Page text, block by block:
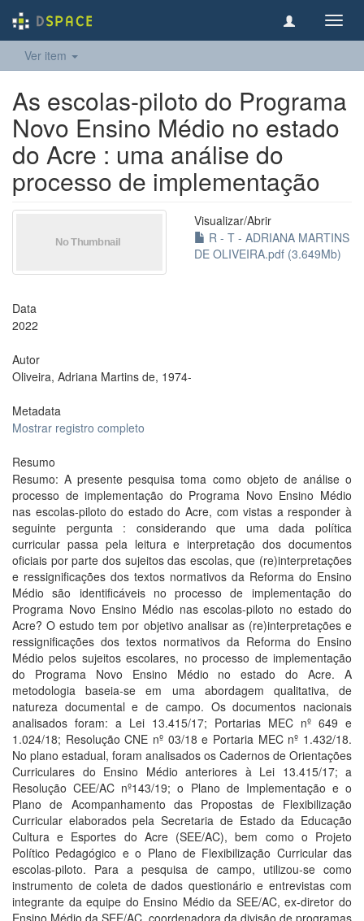
Ver item
As escolas-piloto do Programa
Novo Ensino Médio no estado
do Acre : uma análise do
processo de implementação
Visualizar/Abrir
R - T - ADRIANA MARTINS
DE OLIVEIRA.pdf (3.649Mb)
Data
2022
Autor
Oliveira, Adriana Martins de, 1974-
Metadata
Mostrar registro completo
Resumo
Resumo: A presente pesquisa toma como objeto de análise o
processo de implementação do Programa Novo Ensino Médio
nas escolas-piloto do estado do Acre, com vistas a responder à
seguinte pergunta : considerando que uma dada política
curricular passa pela leitura e interpretação dos documentos
oficiais por parte dos sujeitos das escolas, que (re)interpretações
e ressignificações dos textos normativos da Reforma do Ensino
Médio são identificáveis no processo de implementação do
Programa Novo Ensino Médio nas escolas-piloto no estado do
Acre? O estudo tem por objetivo analisar as (re)interpretações e
ressignificações dos textos normativos da Reforma do Ensino
Médio pelos sujeitos escolares, no processo de implementação
do Programa Novo Ensino Médio no estado do Acre. A
metodologia baseia-se em uma abordagem qualitativa, de
natureza documental e de campo. Os documentos nacionais
analisados foram: a Lei 13.415/17; Portarias MEC nº 649 e
1.024/18; Resolução CNE nº 03/18 e Portaria MEC nº 1.432/18.
No plano estadual, foram analisados os Cadernos de Orientações
Curriculares do Ensino Médio anteriores à Lei 13.415/17; a
Resolução CEE/AC nº143/19; o Plano de Implementação e o
Plano de Acompanhamento das Propostas de Flexibilização
Curricular elaborados pela Secretaria de Estado da Educação
Cultura e Esportes do Acre (SEE/AC), bem como o Projeto
Político Pedagógico e o Plano de Flexibilização Curricular das
escolas-piloto. Para a pesquisa de campo, utilizou-se como
instrumento de coleta de dados questionário e entrevistas com
integrante da equipe do Ensino Médio da SEE/AC, ex-diretor do
Ensino Médio da SEE/AC, coordenadora da divisão de programas